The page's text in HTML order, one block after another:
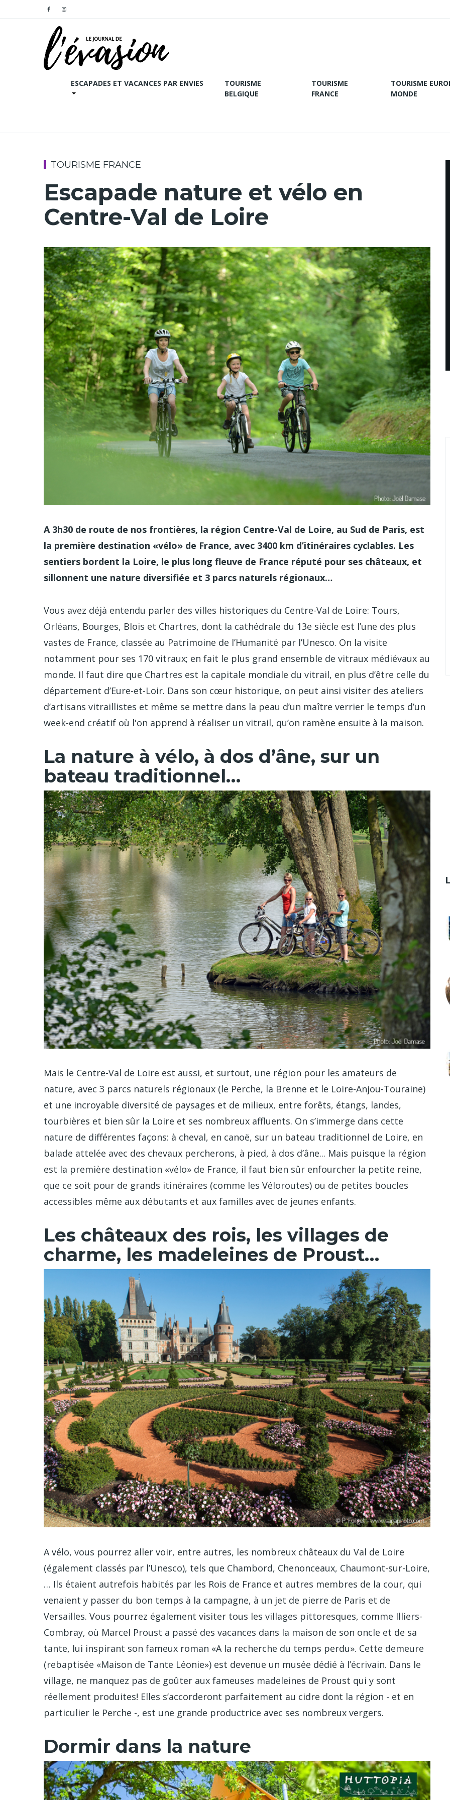
ESCAPADES ET VACANCES PAR ENVIES
TOURISME
BELGIQUE
TOURISME
FRANCE
TOURISME
MONDE
TOURISME FRANCE
Escapade nature et vélo en
Centre-Val de Loire
A 3h30 de route de nos frontières, la région Centre-Val de Loire, au Sud de Paris, est
la première destination «vélo» de France, avec 3400 km d’itinéraires cyclables. Les
sentiers bordent la Loire, le plus long fleuve de France réputé pour ses châteaux, et
sillonnent une nature diversifiée et 3 parcs naturels régionaux…
Vous avez déjà entendu parler des villes historiques du Centre-Val de Loire: Tours,
Orléans, Bourges, Blois et Chartres, dont la cathédrale du 13e siècle est l’une des plus
vastes de France, classée au Patrimoine de l’Humanité par l’Unesco. On la visite
notamment pour ses 170 vitraux; en fait le plus grand ensemble de vitraux médiévaux au
monde. Il faut dire que Chartres est la capitale mondiale du vitrail, en plus d’être celle du
département d’Eure-et-Loir. Dans son cœur historique, on peut ainsi visiter des ateliers
d’artisans vitraillistes et même se mettre dans la peau d’un maître verrier le temps d’un
week-end créatif où l'on apprend à réaliser un vitrail, qu’on ramène ensuite à la maison.
La nature à vélo, à dos d’âne, sur un
bateau traditionnel…
Mais le Centre-Val de Loire est aussi, et surtout, une région pour les amateurs de
nature, avec 3 parcs naturels régionaux (le Perche, la Brenne et le Loire-Anjou-Touraine)
et une incroyable diversité de paysages et de milieux, entre forêts, étangs, landes,
tourbières et bien sûr la Loire et ses nombreux affluents. On s’immerge dans cette
nature de différentes façons: à cheval, en canoë, sur un bateau traditionnel de Loire, en
balade attelée avec des chevaux percherons, à pied, à dos d’âne... Mais puisque la région
est la première destination «vélo» de France, il faut bien sûr enfourcher la petite reine,
que ce soit pour de grands itinéraires (comme les Véloroutes) ou de petites boucles
accessibles même aux débutants et aux familles avec de jeunes enfants.
Les châteaux des rois, les villages de
charme, les madeleines de Proust…
A vélo, vous pourrez aller voir, entre autres, les nombreux châteaux du Val de Loire
(également classés par l’Unesco), tels que Chambord, Chenonceaux, Chaumont-sur-Loire,
… Ils étaient autrefois habités par les Rois de France et autres membres de la cour, qui
venaient y passer du bon temps à la campagne, à un jet de pierre de Paris et de
Versailles. Vous pourrez également visiter tous les villages pittoresques, comme Illiers-
Combray, où Marcel Proust a passé des vacances dans la maison de son oncle et de sa
tante, lui inspirant son fameux roman «A la recherche du temps perdu». Cette demeure
(rebaptisée «Maison de Tante Léonie») est devenue un musée dédié à l’écrivain. Dans le
village, ne manquez pas de goûter aux fameuses madeleines de Proust qui y sont
réellement produites! Elles s’accorderont parfaitement au cidre dont la région - et en
particulier le Perche -, est une grande productrice avec ses nombreux vergers.
Dormir dans la nature